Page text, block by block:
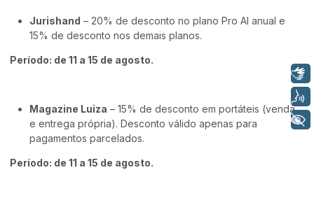
Jurishand – 20% de desconto no plano Pro AI anual e
15% de desconto nos demais planos.
Período: de 11 a 15 de agosto.
Magazine Luiza – 15% de desconto em portáteis (venda
e entrega própria). Desconto válido apenas para
pagamentos parcelados.
Período: de 11 a 15 de agosto.
+ Acessibilidade